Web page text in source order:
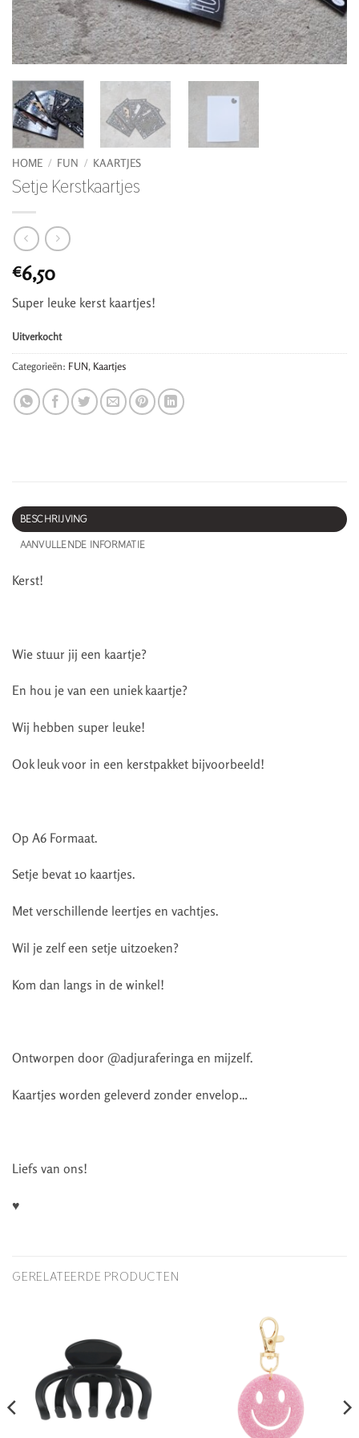
HOME / FUN / KAARTJES
Setje Kerstkaartjes
€6,50
Super leuke kerst kaartjes!
Uitverkocht
Categorieën: FUN, Kaartjes
BESCHRIJVING
AANVULLENDE INFORMATIE
Kerst!
Wie stuur jij een kaartje?
En hou je van een uniek kaartje?
Wij hebben super leuke!
Ook leuk voor in een kerstpakket bijvoorbeeld!
Op A6 Formaat.
Setje bevat 10 kaartjes.
Met verschillende leertjes en vachtjes.
Wil je zelf een setje uitzoeken?
Kom dan langs in de winkel!
Ontworpen door @adjuraferinga en mijzelf.
Kaartjes worden geleverd zonder envelop…
Liefs van ons!
♥
GERELATEERDE PRODUCTEN